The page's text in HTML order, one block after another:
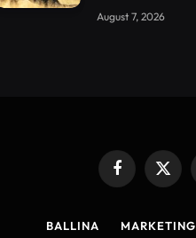
August 7, 2026
Facebook
X
BALLINA MARKETING